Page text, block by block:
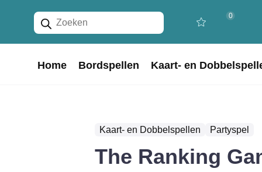
Producten
zoeken
0
Home Bordspellen Kaart- en
Kaart- en Dobbelspellen Partyspel
The Ranking